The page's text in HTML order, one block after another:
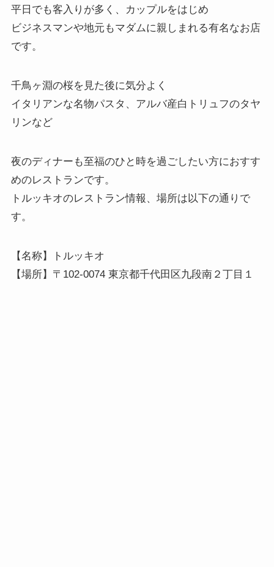
平日でも客入りが多く、カップルをはじめ
ビジネスマンや地元もマダムに親しまれる有名なお店
です。
千鳥ヶ淵の桜を見た後に気分よく
イタリアンな名物パスタ、アルバ産白トリュフのタヤ
リンなど
夜のディナーも至福のひと時を過ごしたい方におすす
めのレストランです。
トルッキオのレストラン情報、場所は以下の通りで
す。
【名称】トルッキオ
【場所】〒102-0074 東京都千代田区九段南２丁目１